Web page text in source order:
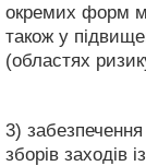
окремих форм
також у
(областях
3)
зборів заходів